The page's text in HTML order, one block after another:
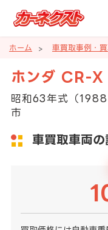
ホーム 車買取事例・
ホンダ CR-X
昭和63年式（
市
車買取車両の